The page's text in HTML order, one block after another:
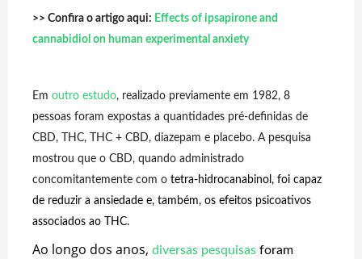
>> Confira o artigo aqui: Effects of ipsapirone and
cannabidiol on human experimental anxiety
Em outro estudo, realizado previamente em 1982, 8
pessoas foram expostas a quantidades pré-definidas de
CBD, THC, THC + CBD, diazepam e placebo. A pesquisa
mostrou que o CBD, quando administrado
concomitantemente com o tetra-hidrocanabinol, foi capaz
de reduzir a ansiedade e, também, os efeitos psicoativos
associados ao THC.
Ao longo dos anos, diversas pesquisas foram